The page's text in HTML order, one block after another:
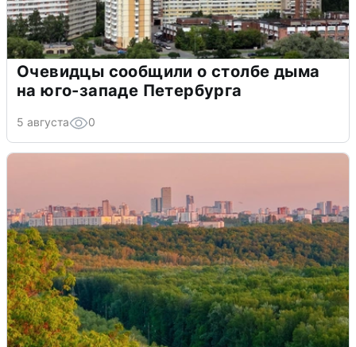
Очевидцы сообщили о столбе дыма
на юго-западе Петербурга
5 августа 0